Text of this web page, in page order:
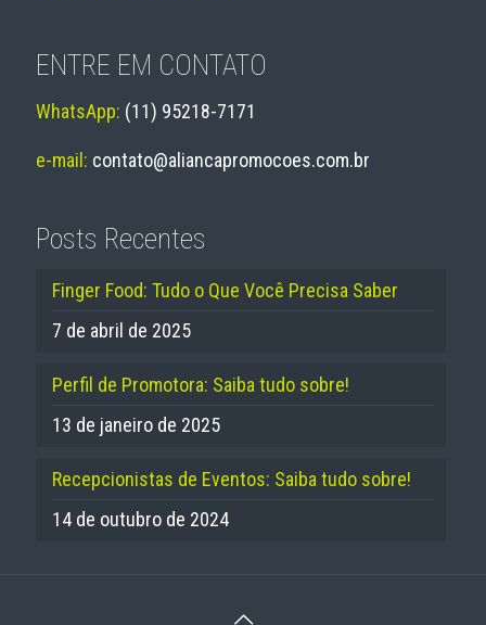
ENTRE EM CONTATO
WhatsApp: (11) 95218-7171
e-mail: contato@aliancapromocoes.com.br
Posts Recentes
Finger Food: Tudo o Que Você Precisa Saber
7 de abril de 2025
Perfil de Promotora: Saiba tudo sobre!
13 de janeiro de 2025
Recepcionistas de Eventos: Saiba tudo sobre!
14 de outubro de 2024